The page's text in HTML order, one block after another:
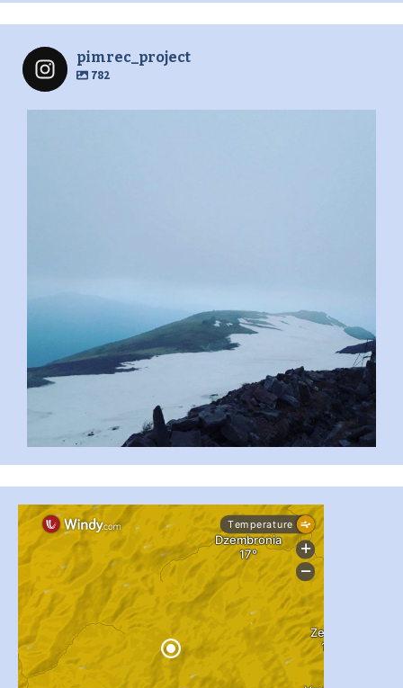
pimrec_project
782
...
pimrec_project